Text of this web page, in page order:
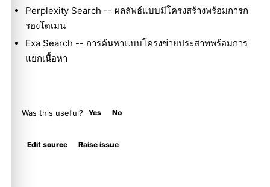
Perplexity Search -- ผลลัพธ์แบบมีโครงสร้างพร้อมการก
รองโดเมน
Exa Search -- การค้นหาแบบโครงข่ายประสาทพร้อมการ
แยกเนื้อหา
Was this useful? Yes No
Edit source Raise issue